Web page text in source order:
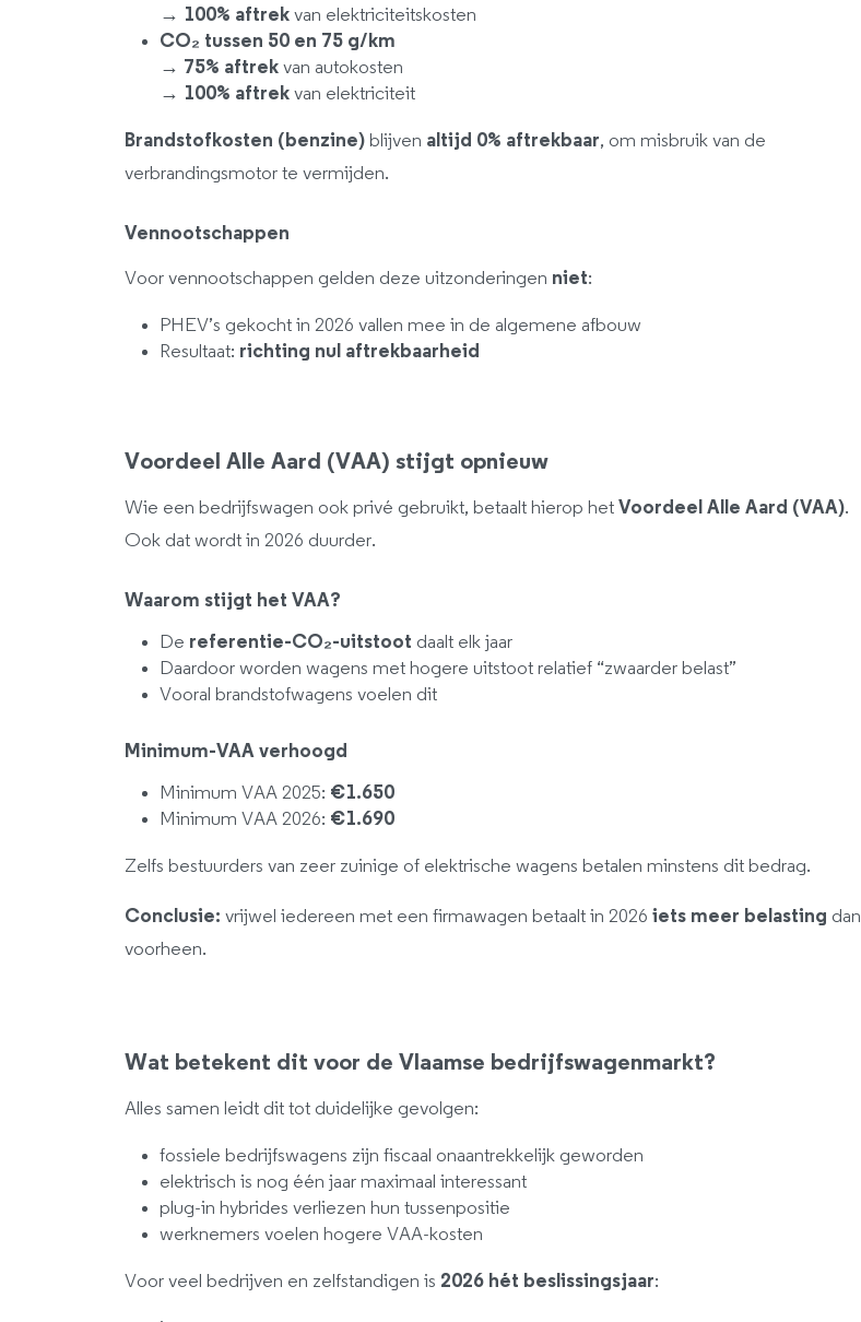
→ 100% aftrek van elektriciteitskosten
CO₂ tussen 50 en 75 g/km
→ 75% aftrek van autokosten
→ 100% aftrek van elektriciteit
Brandstofkosten (benzine) blijven altijd 0% aftrekbaar, om misbruik van de
verbrandingsmotor te vermijden.
Vennootschappen
Voor vennootschappen gelden deze uitzonderingen niet:
PHEV’s gekocht in 2026 vallen mee in de algemene afbouw
Resultaat: richting nul aftrekbaarheid
Voordeel Alle Aard (VAA) stijgt opnieuw
Wie een bedrijfswagen ook privé gebruikt, betaalt hierop het Voordeel Alle Aard (VAA).
Ook dat wordt in 2026 duurder.
Waarom stijgt het VAA?
De referentie-CO₂-uitstoot daalt elk jaar
Daardoor worden wagens met hogere uitstoot relatief “zwaarder belast”
Vooral brandstofwagens voelen dit
Minimum-VAA verhoogd
Minimum VAA 2025: €1.650
Minimum VAA 2026: €1.690
Zelfs bestuurders van zeer zuinige of elektrische wagens betalen minstens dit bedrag.
Conclusie: vrijwel iedereen met een firmawagen betaalt in 2026 iets meer belasting dan
voorheen.
Wat betekent dit voor de Vlaamse bedrijfswagenmarkt?
Alles samen leidt dit tot duidelijke gevolgen:
fossiele bedrijfswagens zijn fiscaal onaantrekkelijk geworden
elektrisch is nog één jaar maximaal interessant
plug-in hybrides verliezen hun tussenpositie
werknemers voelen hogere VAA-kosten
Voor veel bedrijven en zelfstandigen is 2026 hét beslissingsjaar: